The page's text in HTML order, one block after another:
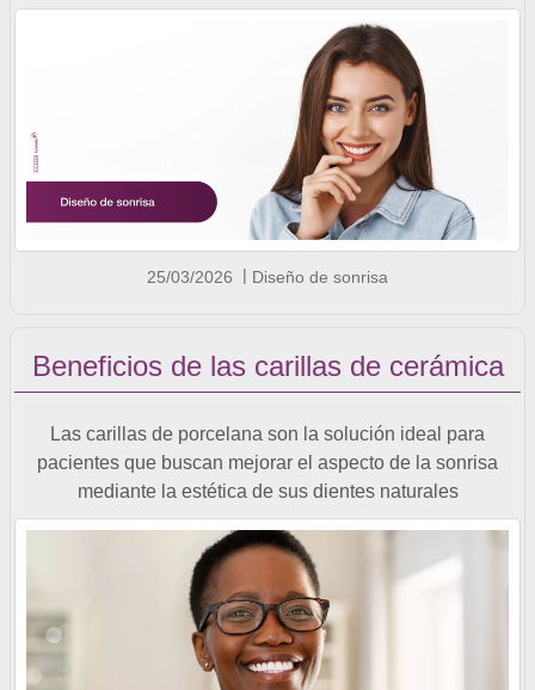
25/03/2026 Diseño de sonrisa
Beneficios de las carillas de cerámica
Las carillas de porcelana son la solución ideal para
pacientes que buscan mejorar el aspecto de la sonrisa
mediante la estética de sus dientes naturales